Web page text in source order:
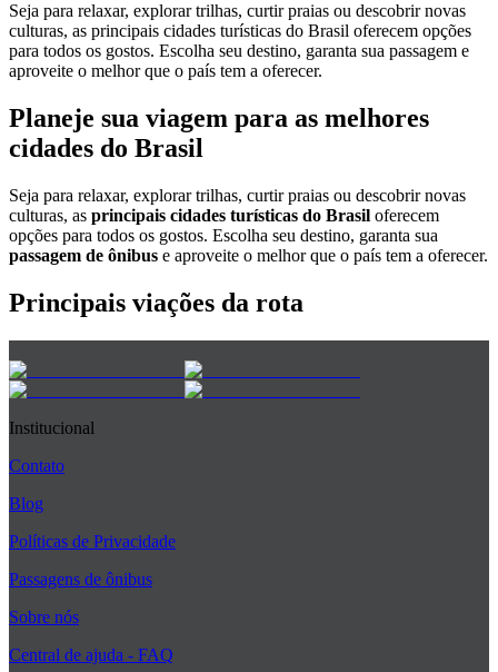
Seja para relaxar, explorar trilhas, curtir praias ou descobrir novas
culturas, as principais cidades turísticas do Brasil oferecem opções
para todos os gostos. Escolha seu destino, garanta sua passagem e
aproveite o melhor que o país tem a oferecer.
Planeje sua viagem para as melhores
cidades do Brasil
Seja para relaxar, explorar trilhas, curtir praias ou descobrir novas
culturas, as principais cidades turísticas do Brasil oferecem
opções para todos os gostos. Escolha seu destino, garanta sua
passagem de ônibus e aproveite o melhor que o país tem a oferecer.
Principais viações da rota
Institucional
Contato
Blog
Políticas de Privacidade
Passagens de ônibus
Sobre nós
Central de ajuda - FAQ